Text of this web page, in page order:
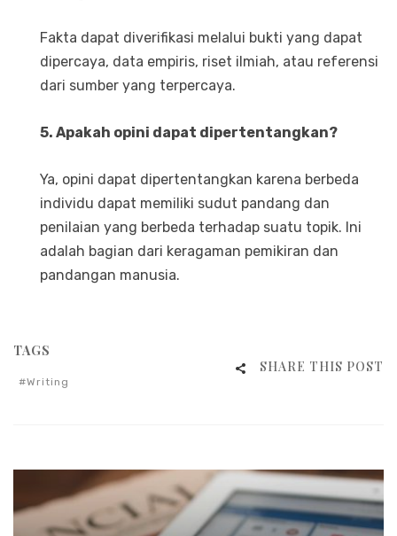
Fakta dapat diverifikasi melalui bukti yang dapat
dipercaya, data empiris, riset ilmiah, atau referensi
dari sumber yang terpercaya.
5. Apakah opini dapat dipertentangkan?
Ya, opini dapat dipertentangkan karena berbeda
individu dapat memiliki sudut pandang dan
penilaian yang berbeda terhadap suatu topik. Ini
adalah bagian dari keragaman pemikiran dan
pandangan manusia.
TAGS
Writing
SHARE THIS POST